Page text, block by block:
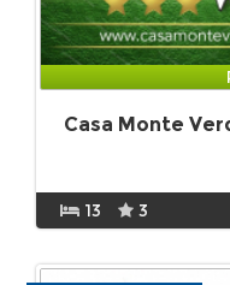
Casa Monte
13 3